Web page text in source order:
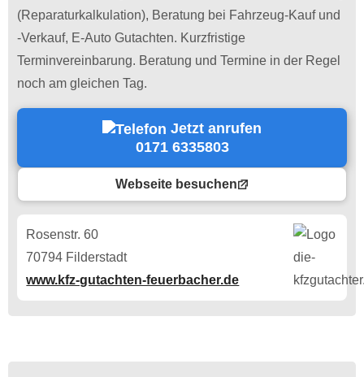
(Reparaturkalkulation), Beratung bei Fahrzeug-Kauf und
-Verkauf, E-Auto Gutachten. Kurzfristige
Terminvereinbarung. Beratung und Termine in der Regel
noch am gleichen Tag.
Jetzt anrufen
0171 6335803
Webseite besuchen
Rosenstr. 60
70794 Filderstadt
www.kfz-gutachten-feuerbacher.de